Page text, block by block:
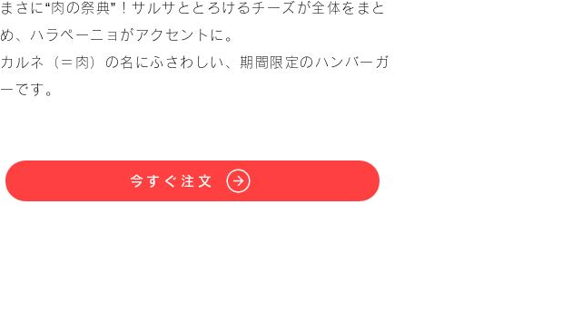
まさに“肉の祭典”！サルサととろけるチーズが全体をまと
め、ハラペーニョがアクセントに。
カルネ（＝肉）の名にふさわしい、期間限定のハンバーガ
ーです。
今すぐ注文